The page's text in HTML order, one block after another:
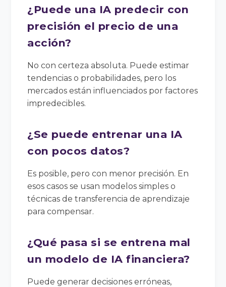
¿Puede una IA predecir con
precisión el precio de una
acción?
No con certeza absoluta. Puede estimar
tendencias o probabilidades, pero los
mercados están influenciados por factores
impredecibles.
¿Se puede entrenar una IA
con pocos datos?
Es posible, pero con menor precisión. En
esos casos se usan modelos simples o
técnicas de transferencia de aprendizaje
para compensar.
¿Qué pasa si se entrena mal
un modelo de IA financiera?
Puede generar decisiones erróneas,